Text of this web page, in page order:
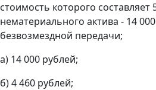
стоимость которого
нематериального актива - 14
безвозмездной передачи;
а) 14 000 рублей;
б) 4 460 рублей;